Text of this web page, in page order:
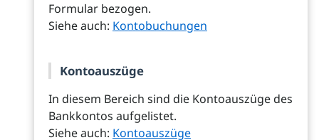
Formular bezogen.
Siehe auch: Kontobuchungen
Kontoauszüge
In diesem Bereich sind die Kontoauszüge des
Bankkontos aufgelistet.
Siehe auch: Kontoauszüge